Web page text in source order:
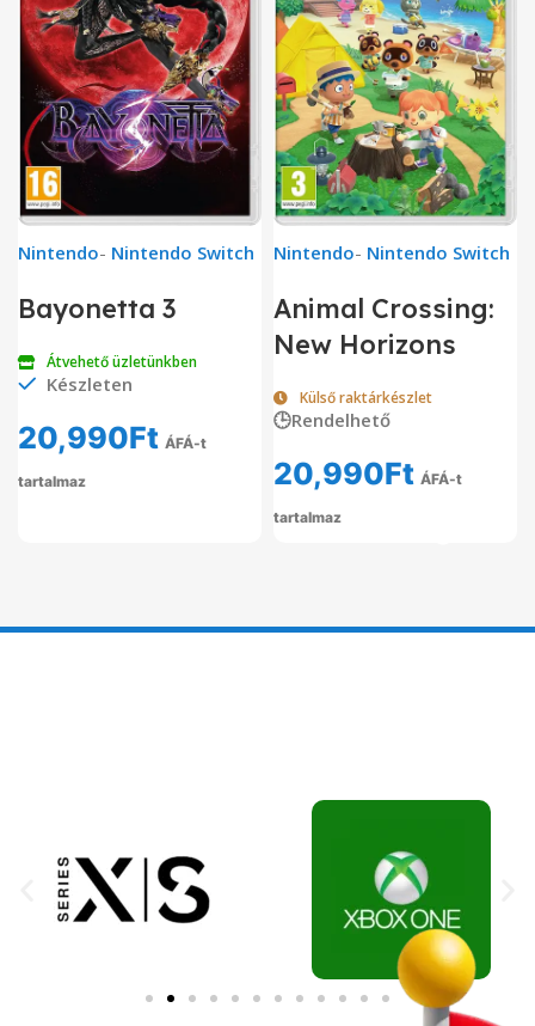
Nintendo- Nintendo Switch
Bayonetta 3
Átvehető üzletünkben
Készleten
20,990Ft ÁFÁ-t
tartalmaz
Nintendo- Nintendo Switch
Animal Crossing:
New Horizons
Külső raktárkészlet
🕒Rendelhető
20,990Ft ÁFÁ-t
tartalmaz